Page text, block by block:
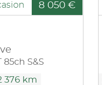
8 050 €
85ch S&S
376 km